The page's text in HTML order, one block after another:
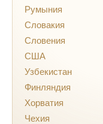
Румыния
Словакия
Словения
США
Узбекистан
Финляндия
Хорватия
Чехия